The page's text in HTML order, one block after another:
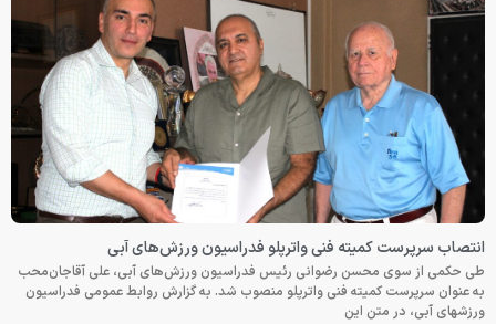
انتصاب سرپرست کمیته فنی واترپلو فدراسیون ورزش‌های آبی
طی حکمی از سوی محسن رضوانی رئیس فدراسیون ورزش‌های آبی، علی آقاجان‌محب
به عنوان سرپرست کمیته فنی واترپلو منصوب شد. به گزارش روابط عمومی فدراسیون
ورزشهای آبی، در متن این